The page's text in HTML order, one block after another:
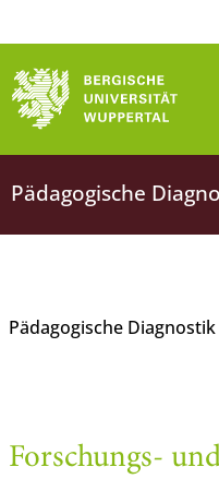
Pädagogische
Pädagogische Diagnostik
Forschungs-